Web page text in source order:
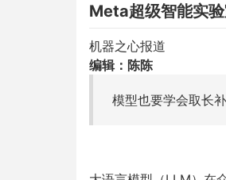
Meta超级智能实
机器之心报道
编辑：陈陈
模型也要学会取长补